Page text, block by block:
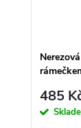
485